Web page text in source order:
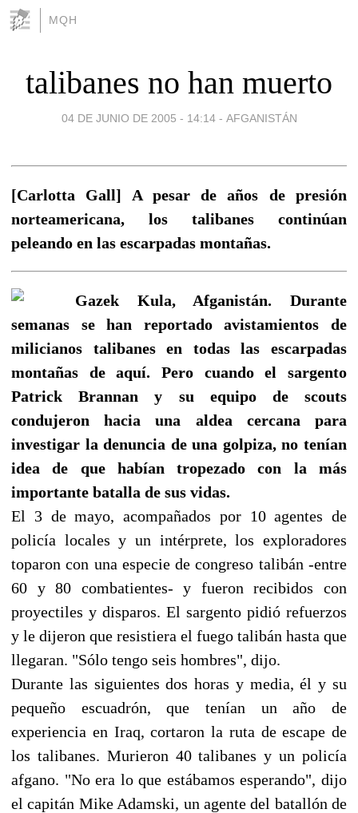
MQH
talibanes no han muerto
04 DE JUNIO DE 2005 - 14:14 - AFGANISTÁN
[Carlotta Gall] A pesar de años de presión
norteamericana, los talibanes continúan
peleando en las escarpadas montañas.
Gazek Kula, Afganistán. Durante
semanas se han reportado avistamientos de
milicianos talibanes en todas las escarpadas
montañas de aquí. Pero cuando el sargento
Patrick Brannan y su equipo de scouts
condujeron hacia una aldea cercana para
investigar la denuncia de una golpiza, no tenían
idea de que habían tropezado con la más
importante batalla de sus vidas.
El 3 de mayo, acompañados por 10 agentes de
policía locales y un intérprete, los exploradores
toparon con una especie de congreso talibán -entre
60 y 80 combatientes- y fueron recibidos con
proyectiles y disparos. El sargento pidió refuerzos
y le dijeron que resistiera el fuego talibán hasta que
llegaran. "Sólo tengo seis hombres", dijo.
Durante las siguientes dos horas y media, él y su
pequeño escuadrón, que tenían un año de
experiencia en Iraq, cortaron la ruta de escape de
los talibanes. Murieron 40 talibanes y un policía
afgano. "No era lo que estábamos esperando", dijo
el capitán Mike Adamski, un agente del batallón de